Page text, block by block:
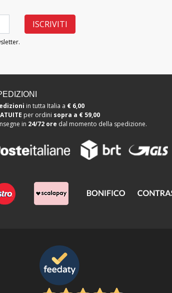
in tutta Italia a € 6,00
per ordini sopra a € 59,00
in 24/72 ore dal momento della spedizione.